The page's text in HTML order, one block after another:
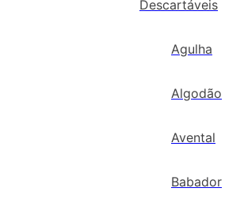
Descartáveis
Agulha
Algodão
Avental
Babador